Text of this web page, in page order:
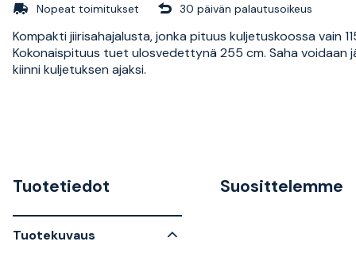
Nopeat toimitukset 30 päivän palautusoikeus
Kompakti jiirisahajalusta, jonka pituus kuljetuskoossa vain
Kokonaispituus tuet ulosvedettynä 255 cm. Saha voidaan
kiinni kuljetuksen ajaksi.
Tuotetiedot
Tuotekuvaus
Suosittelemme